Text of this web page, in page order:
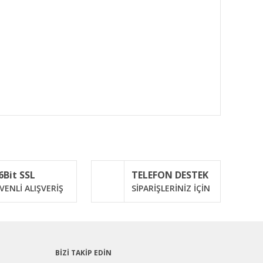
SSL
ALIŞVERİŞ
TELEFON DESTEK
SİPARİŞLERİNİZ İÇİN
BİZİ TAKİP EDİN